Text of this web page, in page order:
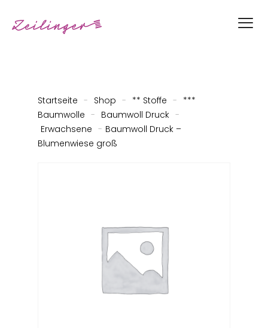
Startseite - Shop - ** Stoffe - ***
Baumwolle - Baumwoll Druck -
Erwachsene - Baumwoll Druck –
Blumenwiese groß